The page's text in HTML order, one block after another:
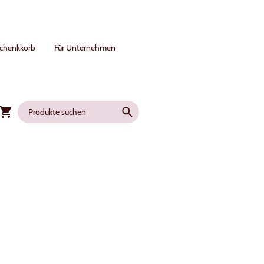
Für Unternehmen